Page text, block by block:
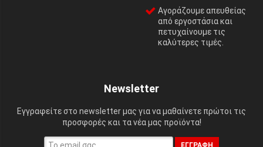
Αγοράζουμε απευθείας
από εργοστάσια και
πετυχαίνουμε τις
καλύτερες τιμές.
Newsletter
Εγγραφείτε στο newsletter μας για να μαθαίνετε πρώτοι τις
προσφορές και τα νέα μας προϊόντα!
ΕΓΓΡΑΦΉ